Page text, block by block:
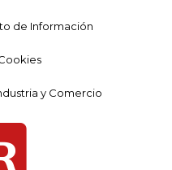
de Información
y Comercio